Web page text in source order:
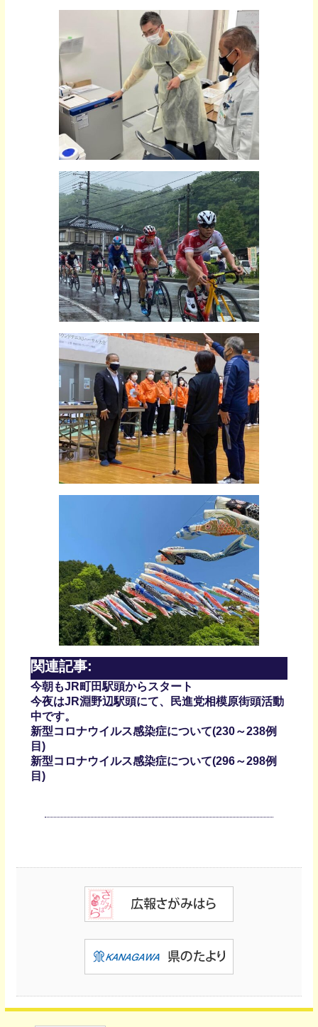
関連記事:
今朝もJR町田駅頭からスタート
今夜はJR淵野辺駅頭にて、民進党相模原街頭活動
中です。
新型コロナウイルス感染症について(230～238例
目)
新型コロナウイルス感染症について(296～298例
目)